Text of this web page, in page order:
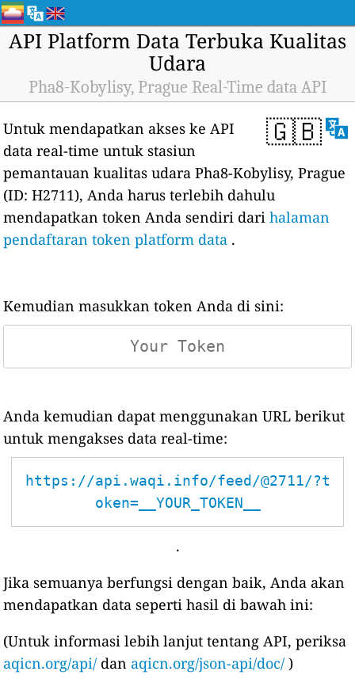
API Platform Data Terbuka Kualitas
Udara
Pha8-Kobylisy, Prague Real-Time data API
🇬🇧
Untuk mendapatkan akses ke API
data real-time untuk stasiun
pemantauan kualitas udara Pha8-Kobylisy, Prague
(ID: H2711), Anda harus terlebih dahulu
mendapatkan token Anda sendiri darihalaman
pendaftaran token platform data .
Kemudian masukkan token Anda di sini:
Anda kemudian dapat menggunakan URL berikut
untuk mengakses data real-time:
https://api.waqi.info/feed/@2711/?t
oken=__YOUR_TOKEN__
.
Jika semuanya berfungsi dengan baik, Anda akan
mendapatkan data seperti hasil di bawah ini:
(Untuk informasi lebih lanjut tentang API, periksa
aqicn.org/api/ dan aqicn.org/json-api/doc/ )